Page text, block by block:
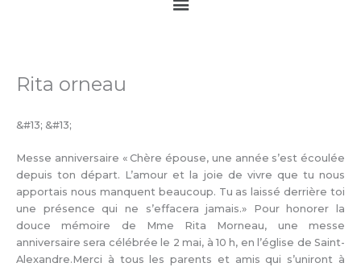
Rita orneau
&#13; &#13;
Messe anniversaire « Chère épouse, une année s’est écoulée
depuis ton départ. L’amour et la joie de vivre que tu nous
apportais nous manquent beaucoup. Tu as laissé derrière toi
une présence qui ne s’effacera jamais.» Pour honorer la
douce mémoire de Mme Rita Morneau, une messe
anniversaire sera célébrée le 2 mai, à 10 h, en l’église de Saint-
Alexandre.Merci à tous les parents et amis qui s’uniront à